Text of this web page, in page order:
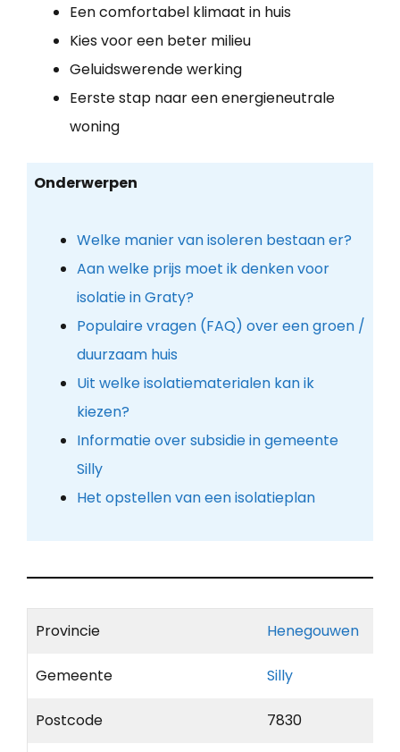
Een comfortabel klimaat in huis
Kies voor een beter milieu
Geluidswerende werking
Eerste stap naar een energieneutrale
woning
Onderwerpen
Welke manier van isoleren bestaan er?
Aan welke prijs moet ik denken voor
isolatie in Graty?
Populaire vragen (FAQ) over een groen /
duurzaam huis
Uit welke isolatiematerialen kan ik
kiezen?
Informatie over subsidie in gemeente
Silly
Het opstellen van een isolatieplan
Provincie Henegouwen
Gemeente Silly
Postcode 7830